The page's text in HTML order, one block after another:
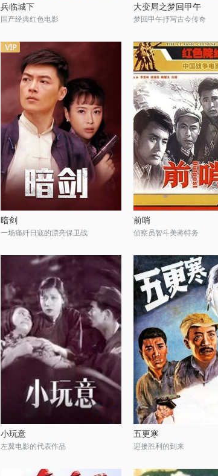
兵临城下
国产经典红色电影
大变局之梦回甲午
梦回甲午抒写古今传奇
暗剑
一场痛歼日寇的漂亮保卫战
前哨
侦察员智斗美蒋特务
小玩意
左翼电影的代表作品
五更寒
迎接胜利的到来